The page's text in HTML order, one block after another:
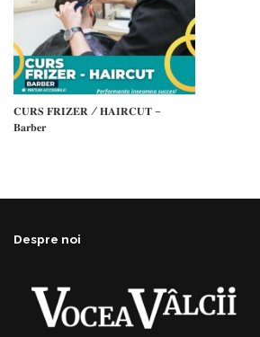
𝐂𝐔𝐑𝐒 𝐅𝐑𝐈𝐙𝐄𝐑 / 𝐇𝐀𝐈𝐑𝐂𝐔𝐓 –
𝐁𝐚𝐫𝐛𝐞𝐫
Despre noi